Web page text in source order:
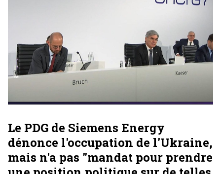
Le PDG de Siemens Energy
dénonce l'occupation de l'Ukraine,
mais n'a pas "mandat pour prendre